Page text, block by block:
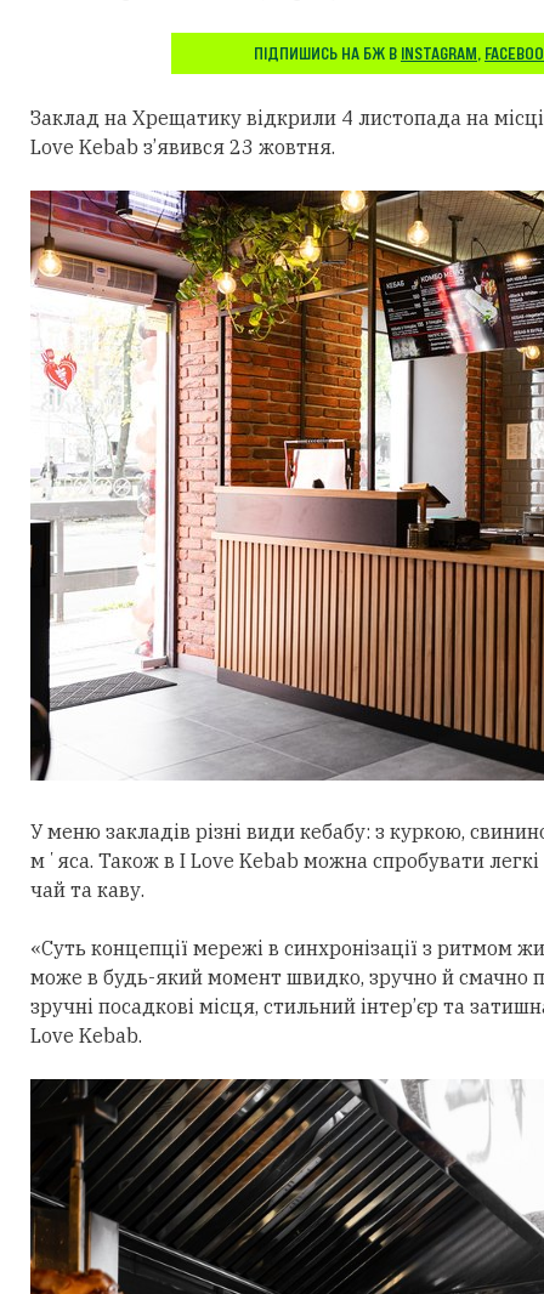
ПІДПИШИСЬ НА БЖ В INSTAGRAM,
Заклад на Хрещатику відкрили 4 листопада на
Love Kebab з’явився 23 жовтня.
У меню закладів різні види кебабу: з куркою,
мʼяса. Також в I Love Kebab можна спробувати легкі
чай та каву.
«Суть концепції мережі в синхронізації з ритмом
може в будь-який момент швидко, зручно й смачно
зручні посадкові місця, стильний інтер’єр та
Love Kebab.